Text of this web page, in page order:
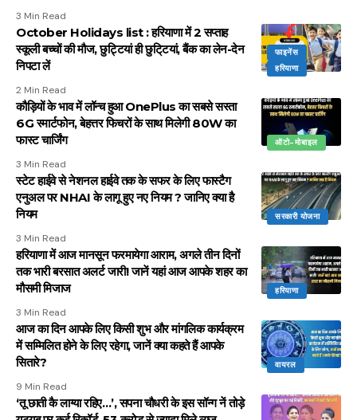
3 Min Read
फाइनेंस
हरियाणा
October Holidays list : हरियाणा में 2 सप्ताह
स्कूली बच्चों की मौज, छुट्टियां ही छुटि्टयां, बैंक का लेन-देन
निपटा लें
2 Min Read
ऑटो-मोबाइल
कौड़ियों के भाव में लॉन्च हुआ OnePlus का सबसे सस्ता
6G स्मार्टफोन, बेहत्तर फिचरों के साथ मिलेगी 80W का
फास्ट चार्जिंग
3 Min Read
सरकारी योजना
स्टेट हाईवे से नेशनल हाईवे तक के सफर के लिए फास्टैग
एनुअल पर NHAI के लागू हुए नए नियम ? जानिए क्या है
नियम
3 Min Read
हरियाणा
हरियाणा में आज मानसून फरमायेगा आराम, अगले तीन दिनों
तक भारी बरसात अलर्ट जारी! जानें यहां आज आपके शहर का
मौसमी मिजाज
3 Min Read
वायरल
आज का दिन आपके लिए किसी शुभ और मांगलिक कार्यक्रम
में सम्मिलित होने के लिए रहेगा, जानें क्या कहते हैं आपके
सितारे?
9 Min Read
‘तू छाती कै लाग्या रहिए…’, सपना चौधरी के इस सॉन्ग नें तोड़े